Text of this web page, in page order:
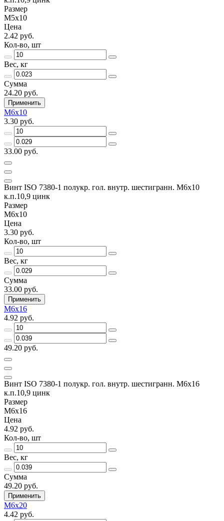
Размер
М5х10
Цена
2.42 руб.
Кол-во, шт
Вес, кг
Сумма
24.20 руб.
Применить
М6х10
3.30 руб.
33.00 руб.
Винт ISO 7380-1 полукр. гол. внутр. шестигранн. М6х10
к.п.10,9 цинк
Размер
М6х10
Цена
3.30 руб.
Кол-во, шт
Вес, кг
Сумма
33.00 руб.
Применить
М6х16
4.92 руб.
49.20 руб.
Винт ISO 7380-1 полукр. гол. внутр. шестигранн. М6х16
к.п.10,9 цинк
Размер
М6х16
Цена
4.92 руб.
Кол-во, шт
Вес, кг
Сумма
49.20 руб.
Применить
М6х20
4.42 руб.